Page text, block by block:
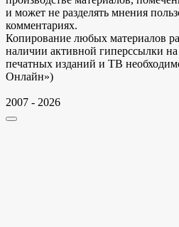
и может не разделять мнения
комментариях.
Копирование любых материалов
наличии активной гиперссылки
печатных изданий и ТВ
Онлайн»)
2007 - 2026